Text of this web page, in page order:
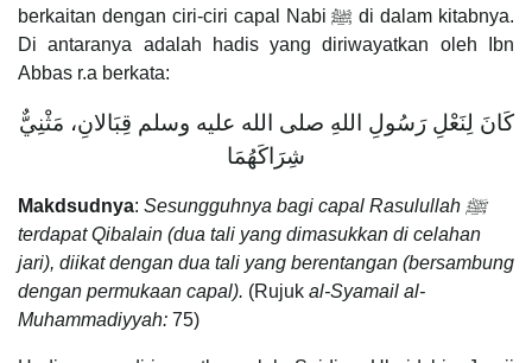
berkaitan dengan ciri-ciri capal Nabi ﷺ di dalam kitabnya.
Di antaranya adalah hadis yang diriwayatkan oleh Ibn
Abbas r.a berkata:
كَانَ لِنَعْلِ رَسُولِ اللهِ صلى الله عليه وسلم قِبَالانِ، مَثْنِيٌّ
شِرَاكَهُمَا‏
Makdsudnya: Sesungguhnya bagi capal Rasulullah ﷺ
terdapat Qibalain (dua tali yang dimasukkan di celahan
jari), diikat dengan dua tali yang berentangan (bersambung
dengan permukaan capal). (Rujuk al-Syamail al-
Muhammadiyyah: 75)